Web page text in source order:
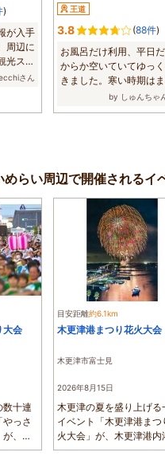
)
が入手
周辺に
光スポ
さん
王道
3.8 (88件)
お風呂だけ利用、平日
からか空いていてゆっ
きました。寒い時期は
まりに行こう...by しゅんちゃ
めらい周辺で開催されるイ
大会
数十連
っさ
、今
目安距離約6.1km
木更津港まつり花火大会
木更津市富士見
2026年8月15日
木更津の夏を盛り上げる
イベント「木更津港まつ
火大会」が、木更津港内
辺で開催され...